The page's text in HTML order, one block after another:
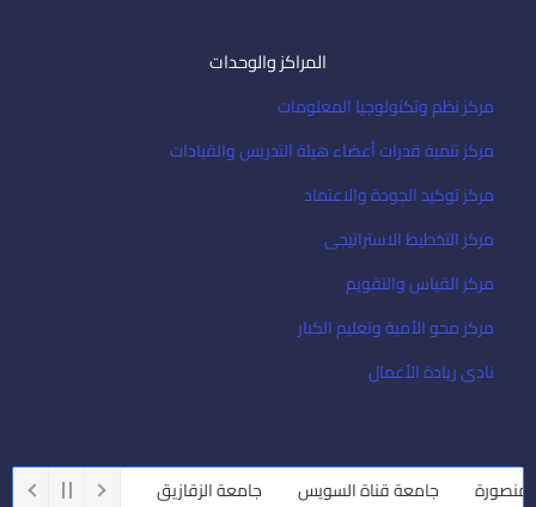
المراكز والوحدات
مركز نظم وتكنولوجيا المعلومات
مركز تنمية قدرات أعضاء هيئة التدريس والقيادات
مركز توكيد الجودة والاعتماد
مركز التخطيط الاستراتيجى
مركز القياس والتقويم
مركز محو الأمية وتعليم الكبار
نادى ريادة الأعمال
جامعة قناة السويس جامعة الزقازيق جامعة أسيوط